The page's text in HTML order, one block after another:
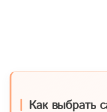
Как выбрать